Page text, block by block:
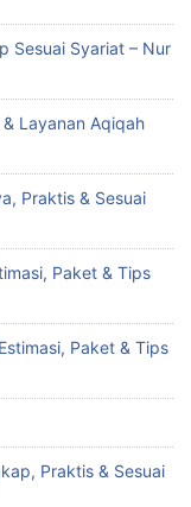
Sesuai Syariat – Nur
Layanan Aqiqah
Praktis & Sesuai
Paket & Tips
Paket & Tips
Praktis & Sesuai